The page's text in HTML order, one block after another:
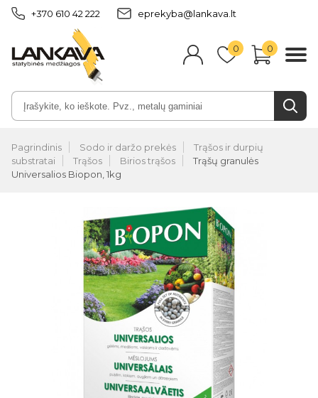
+370 610 42 222 eprekyba@lankava.lt
0 0
Pagrindinis Sodo ir daržo prekės
Trąšos ir durpių
substratai
Trąšos Birios trąšos
Trąšų granulės
Universalios Biopon, 1kg